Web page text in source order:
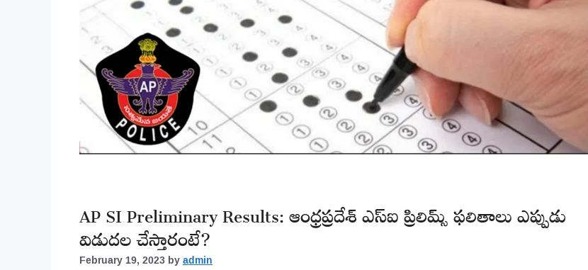
AP SI Preliminary Results: ఆంధ్రప్రదేశ్ ఎస్ఐ ప్రిలిమ్స్ ఫలితాలు ఎప్పుడు
విడుదల చేస్తారంటే?
February 19, 2023byadmin